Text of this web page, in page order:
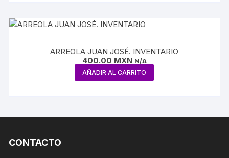
ARREOLA JUAN JOSÉ. INVENTARIO
400.00 MXN N/A
AÑADIR AL CARRITO
CONTACTO